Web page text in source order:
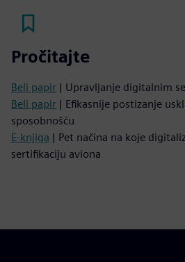
Pročitajte
Beli papir | Upravljanje digitalnim
Beli papir | Efikasnije postizanje
sposobnošću
E-knjiga | Pet načina na koje
sertifikaciju aviona